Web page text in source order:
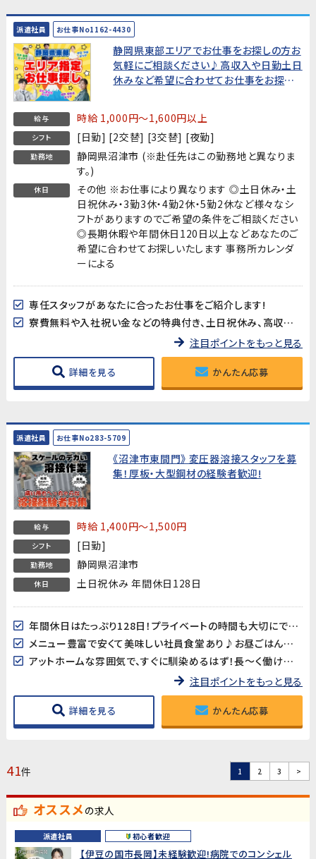
派遣社員 お仕事No1162-4430
静岡県東部エリアでお仕事をお探しの方お
気軽にご相談ください♪高収入や日勤土日
休みなど希望に合わせてお仕事をお探しし
給与 時給 1,000円～1,600円以上
シフト [日勤] [2交替] [3交替] [夜勤]
勤務地
静岡県沼津市 (※赴任先はこの勤務地と異なりま
す。)
休日
その他 ※お仕事により異なります ◎土日休み・土
日祝休み・3勤3休・4勤2休・5勤2休など様々なシ
フトがありますのでご希望の条件をご相談ください
◎長期休暇や年間休日120日以上などあなたのご
希望に合わせてお探しいたします 事務所カレンダ
ーによる
専任スタッフがあなたに合ったお仕事をご紹介します!
寮費無料や入社祝い金などの特典付き、土日祝休み、高収入など様々なお仕事を掲載中です
注目ポイントをもっと見る
詳細を見る かんたん応募
派遣社員 お仕事No283-5709
《沼津市東間門》 変圧器溶接スタッフを募
集！厚板・大型鋼材の経験者歓迎!
給与 時給 1,400円～1,500円
シフト [日勤]
勤務地 静岡県沼津市
休日 土日祝休み 年間休日128日
年間休日はたっぷり128日！プライベートの時間も大切にできます。
メニュー豊富で安くて美味しい社員食堂あり♪お昼ごはんの心配もいりません！
アットホームな雰囲気で、すぐに馴染めるはず！長～く働ける環境が整っています。
注目ポイントをもっと見る
詳細を見る かんたん応募
41件 1 2 3 >
オススメの求人
派遣社員 初心者歓迎
【伊豆の国市長岡】未経験歓迎!病院でのコンシェル